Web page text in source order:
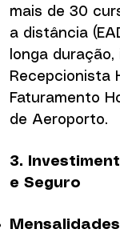
mais de 30
a distância
longa duração,
Recepcionista
Faturamento
de Aeroporto.
3.
e Seguro